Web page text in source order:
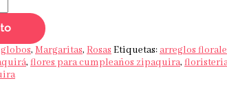
, Margaritas, Rosas Etiquetas:arreglos
, flores para cumpleaños zipaquira,